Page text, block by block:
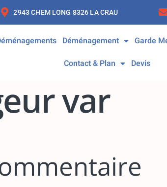
2943 CHEM LONG 8326 LA CRAU
Déménagement Garde
Contact & Plan
Devis
var